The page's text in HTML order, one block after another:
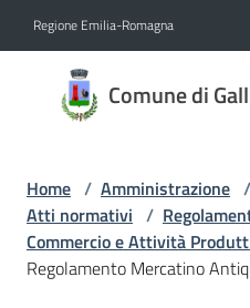
Regione Emilia-Romagna
Comune di
Comune
di
Amministrazione
Menu selezionato
Home / Amministrazione /
Atti normativi /
Commercio e Attività
Regolamento Mercatino